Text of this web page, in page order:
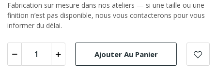
Fabrication sur mesure dans nos ateliers — si une taille ou une
finition n’est pas disponible, nous vous contacterons pour vous
informer du délai.
Ajouter Au Panier